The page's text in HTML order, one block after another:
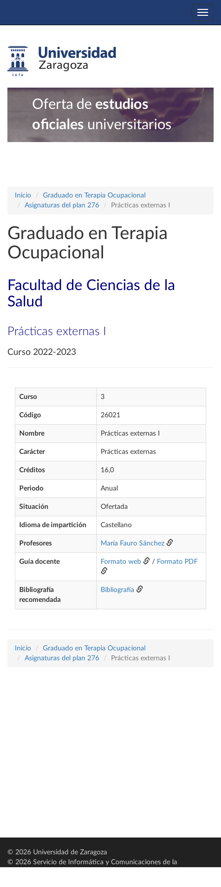
Oferta de estudios
oficiales universitarios
Inicio
Graduado en Terapia Ocupacional
Asignaturas del plan 276
Prácticas externas I
Graduado en Terapia
Ocupacional
Facultad de Ciencias de la
Salud
Prácticas externas I
Curso 2022-2023
Curso 3
Código 26021
Nombre Prácticas externas I
Carácter Prácticas externas
Créditos 16,0
Periodo Anual
Situación Ofertada
Idioma de impartición Castellano
Profesores María Fauro Sánchez
Guía docente Formato web / Formato PDF
Bibliografía
recomendada
Bibliografía
Inicio
Graduado en Terapia Ocupacional
Asignaturas del plan 276
Prácticas externas I
© 2026 Universidad de Zaragoza
© 2026 Servicio de Informática y Comunicaciones de la